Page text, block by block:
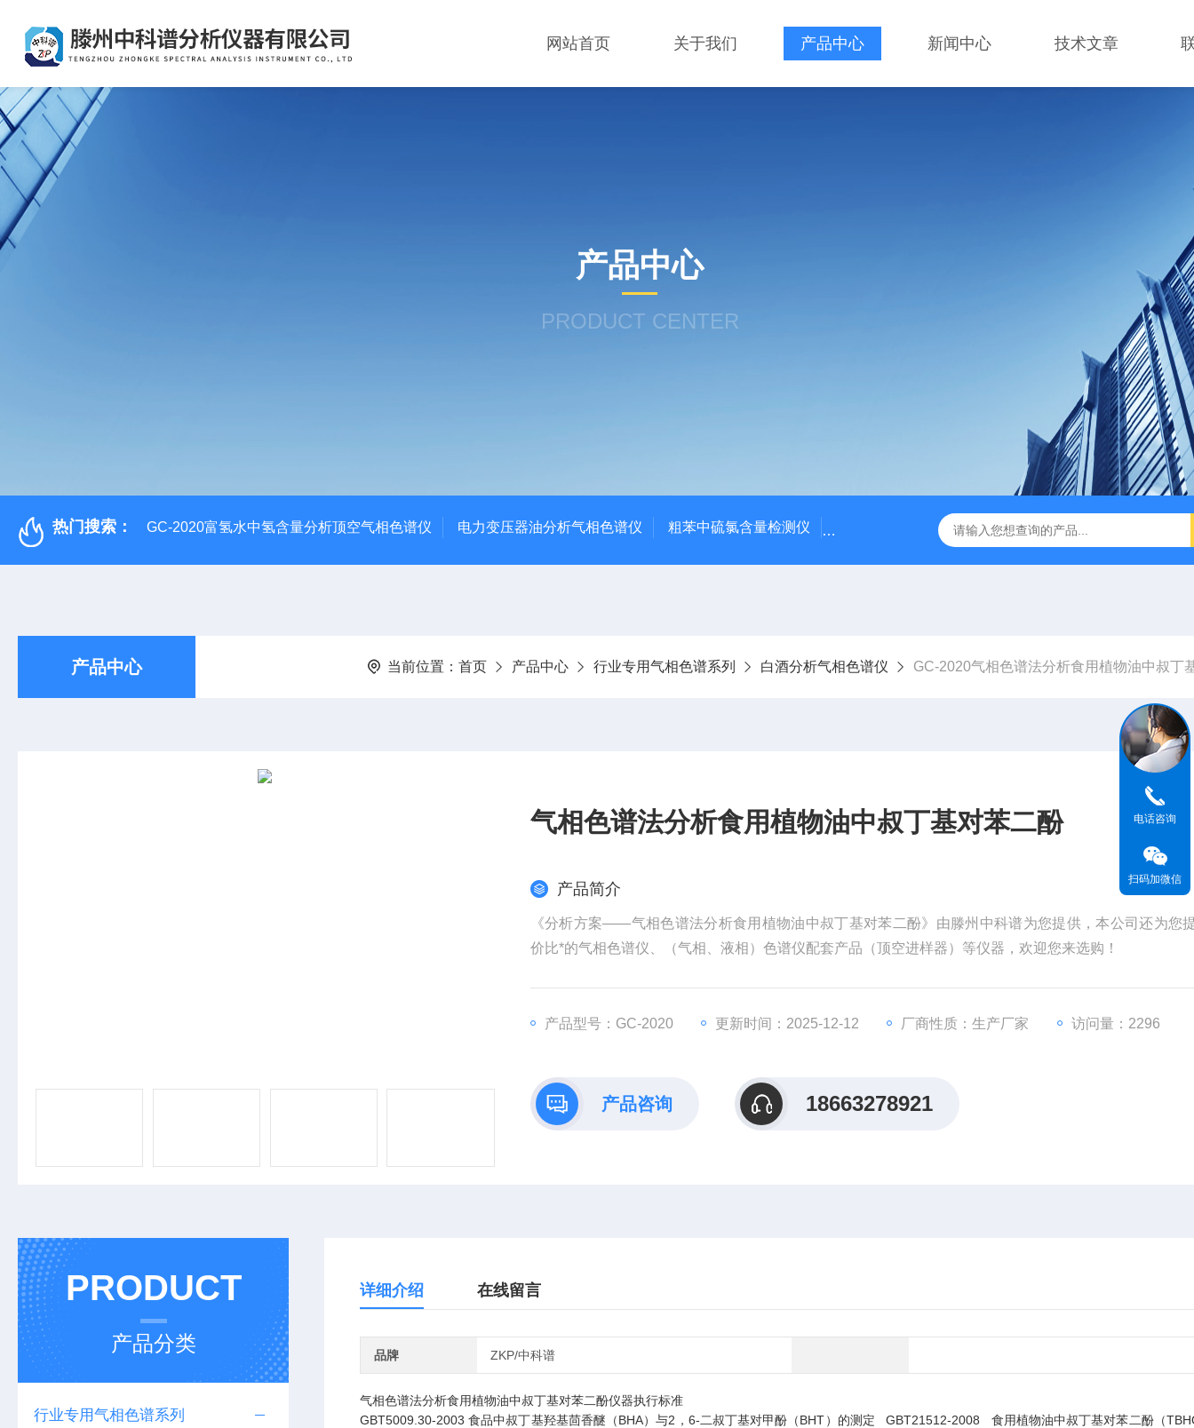
网站首页 关于我们 产品中心 新闻中心 技术文章
产品中心
PRODUCT CENTER
热门搜索： GC-2020富氢水中氢含量分析顶空气相色谱仪 电力变压器油分析气相色谱仪 粗苯中硫氯含量检测仪 国产气相色谱仪价格/国产气相色谱仪厂家
产品中心 当前位置： 首页 产品中心 行业专用气相色谱系列 白酒分析气相色谱仪 GC-2020气相色谱法分析食用植物油中叔丁基对苯
气相色谱法分析食用植物油中叔丁基对苯二酚
产品简介
《分析方案——气相色谱法分析食用植物油中叔丁基对苯二酚》由滕州中科谱为您提供，本公司还为您
价比*的气相色谱仪、（气相、液相）色谱仪配套产品（顶空进样器）等仪器，欢迎您来选购！
产品型号：GC-2020 更新时间：2025-12-12 厂商性质：生产厂家 访问量：2296
产品咨询 18663278921
PRODUCT
产品分类
行业专用气相色谱系列
详细介绍 在线留言
品牌 ZKP/中科谱
气相色谱法分析食用植物油中叔丁基对苯二酚仪器执行标准
GBT5009.30-2003 食品中叔丁基羟基茴香醚（BHA）与2，6-二叔丁基对甲酚（BHT）的测定GBT21512-2008 食用植物油中叔丁基对苯二酚（
电话咨询
扫码加微信